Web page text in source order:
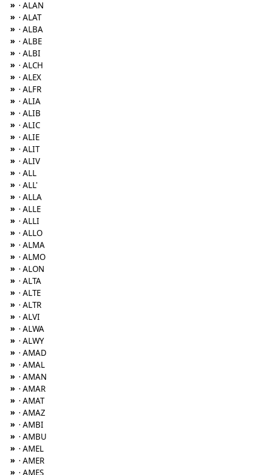
» · ALAN
» · ALAT
» · ALBA
» · ALBE
» · ALBI
» · ALCH
» · ALEX
» · ALFR
» · ALIA
» · ALIB
» · ALIC
» · ALIE
» · ALIT
» · ALIV
» · ALL
» · ALL'
» · ALLA
» · ALLE
» · ALLI
» · ALLO
» · ALMA
» · ALMO
» · ALON
» · ALTA
» · ALTE
» · ALTR
» · ALVI
» · ALWA
» · ALWY
» · AMAD
» · AMAL
» · AMAN
» · AMAR
» · AMAT
» · AMAZ
» · AMBI
» · AMBU
» · AMEL
» · AMER
» · AMES